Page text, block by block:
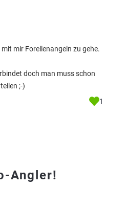
mir Forellenangeln zu gehe.
doch man muss schon
;-)
1
Angler!